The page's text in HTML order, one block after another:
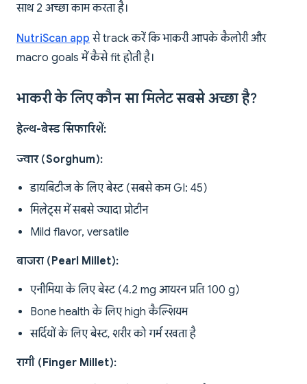
साथ 2 अच्छा काम करता है।
NutriScan app से track करें कि भाकरी आपके कैलोरी और
macro goals में कैसे fit होती है।
भाकरी के लिए कौन सा मिलेट सबसे अच्छा है?
हेल्थ-बेस्ड सिफारिशें:
ज्वार (Sorghum):
डायबिटीज के लिए बेस्ट (सबसे कम GI: 45)
मिलेट्स में सबसे ज्यादा प्रोटीन
Mild flavor, versatile
बाजरा (Pearl Millet):
एनीमिया के लिए बेस्ट (4.2 mg आयरन प्रति 100 g)
Bone health के लिए high कैल्शियम
सर्दियों के लिए बेस्ट, शरीर को गर्म रखता है
रागी (Finger Millet):